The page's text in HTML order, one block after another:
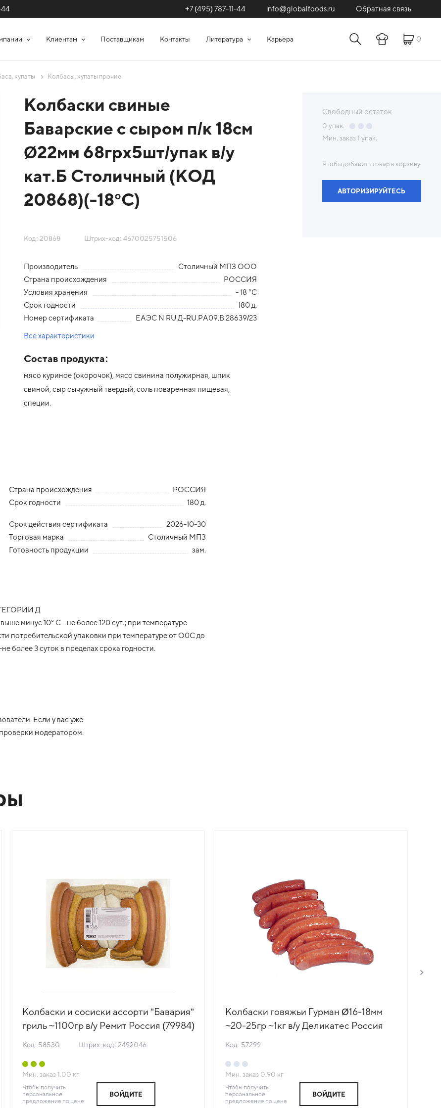
44 +7 (495) 787-11-44 info@globalfoods.ru Обратная связь
Клиентам Поставщикам Контакты Литература Карьера 0
купаты Колбасы, купаты прочие
Колбаски свиные
Баварские с сыром п/к 18см
Ø22мм 68грх5шт/упак в/у
кат.Б Столичный (КОД
20868)(-18°С)
Код: 20868 Штрих-код: 4670025751506
Производитель
Столичный МПЗ ООО
Страна происхождения
РОССИЯ
Условия хранения
- 18 °С
Срок годности
180 д.
Номер сертификата
ЕАЭС N RU Д-RU.PA09.B.28639/23
Все характеристики
Состав продукта:
мясо куриное (окорочок), мясо свинина полужирная, шпик
свиной, сыр сычужный твердый, соль поваренная пищевая,
специи.
Страна происхождения
РОССИЯ
Срок годности
180 д.
Срок действия сертификата
2026-10-30
Торговая марка
Столичный МПЗ
Готовность продукции
зам.
Д
минус 10° С - не более 120 сут.; при температуре
потребительской упаковки при температуре от О0С до
более 3 суток в пределах срока годности.
Если у вас уже
проверки модератором.
Свободный остаток
0 упак.
Мин. заказ 1 упак.
Чтобы добавить товар в корзину
АВТОРИЗИРУЙТЕСЬ
Колбаски и сосиски ассорти "Бавария"
гриль ~1100гр в/у Ремит Россия (79984)
Код: 58530 Штрих-код: 2492046
Мин. заказ 1.00 кг
Чтобы получить
персональное
предложение по цене
ВОЙДИТЕ
Колбаски говяжьи Гурман Ø16-18мм
~20-25гр ~1кг в/у Деликатес Россия
Код: 57299
Мин. заказ 0.90 кг
Чтобы получить
персональное
предложение по цене
ВОЙДИТЕ